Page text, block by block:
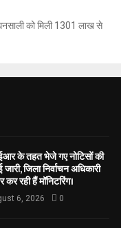
को मिली 1301 लाख से
के तहत भेजे गए नोटिसों की
जिला निर्वाचन अधिकारी
कर रही हैं मॉनिटरिंग।
6, 2026 0